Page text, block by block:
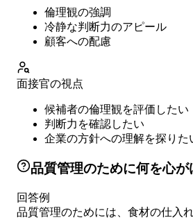
倫理観の強調
冷静な判断力のアピール
顧客への配慮
面接官の視点
候補者の倫理観を評価したい
判断力を確認したい
企業の方針への理解を探りた
品質管理のために何を心が
回答例
品質管理のためには、食材の仕入